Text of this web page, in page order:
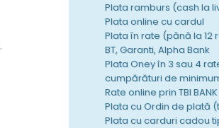
Plata ramburs (cash la
Plata online cu cardul
Plata în rate (pănă la 12
BT, Garanti, Alpha Bank
Plata Oney în 3 sau 4
cumpărături de
Rate online prin TBI BANK
Plata cu Ordin de plată
Plata cu carduri cadou